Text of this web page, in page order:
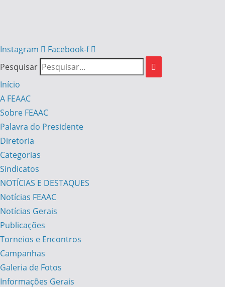
Instagram
Facebook-f
Pesquisar
Início
A FEAAC
Sobre FEAAC
Palavra do Presidente
Diretoria
Categorias
Sindicatos
NOTÍCIAS E DESTAQUES
Notícias FEAAC
Notícias Gerais
Publicações
Torneios e Encontros
Campanhas
Galeria de Fotos
Informações Gerais